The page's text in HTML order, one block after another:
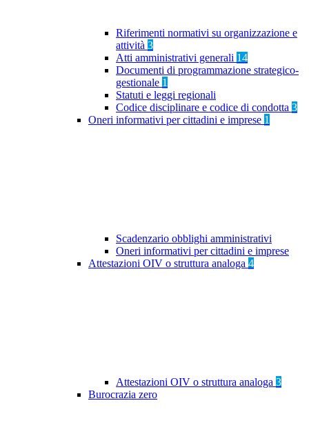
Riferimenti normativi su organizzazione e
attività 3
Atti amministrativi generali 14
Documenti di programmazione strategico-
gestionale 1
Statuti e leggi regionali
Codice disciplinare e codice di condotta 3
Oneri informativi per cittadini e imprese 1
Scadenzario obblighi amministrativi
Oneri informativi per cittadini e imprese
Attestazioni OIV o struttura analoga 4
Attestazioni OIV o struttura analoga 3
Burocrazia zero